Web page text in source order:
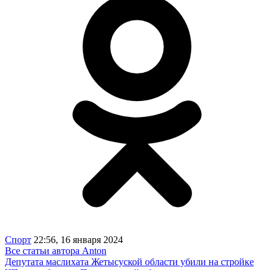
Спорт 22:56, 16 января 2024
Все статьи автора Anton
Депутата маслихата Жетысуской области убили на стройке